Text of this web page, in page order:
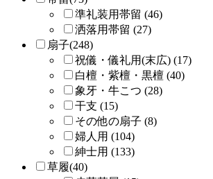
準礼装用帯留 (46)
洒落用帯留 (27)
扇子(248)
祝儀・儀礼用(末広) (17)
白檀・紫檀・黒檀 (40)
象牙・牛こつ (28)
干支 (15)
その他の扇子 (8)
婦人用 (104)
紳士用 (133)
草履(40)